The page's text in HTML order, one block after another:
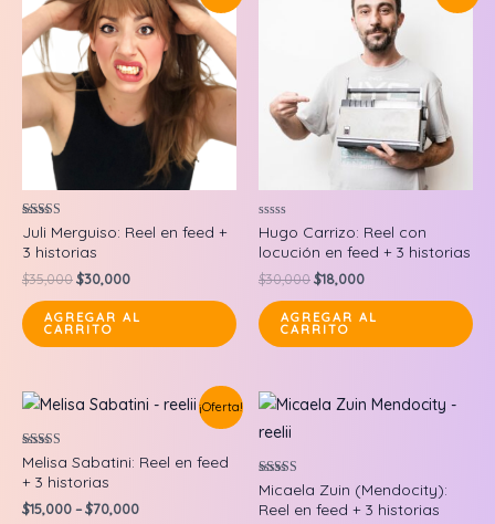
Valorado en
5.00
de 5
Juli Merguiso: Reel en feed +
3 historias
$35,000Original
was:
$35,000.
$30,000Current
is:
AGREGAR AL
CARRITO
Valorado
en
0
de
5
Hugo Carrizo: Reel con
locución en feed + 3 historias
$30,000Original
was:
$30,000.
$18,000Current
is:
AGREGAR AL
CARRITO
¡Oferta!
Valorado en
5.00
de 5
Melisa Sabatini: Reel en feed
+ 3 historias
$15,000–$70,000
Valorado en
5.00
de 5
Micaela Zuin (Mendocity):
Reel en feed + 3 historias